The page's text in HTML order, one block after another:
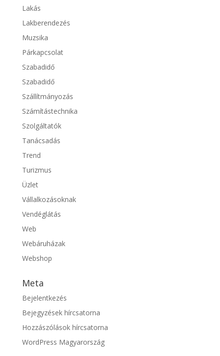
Lakás
Lakberendezés
Muzsika
Párkapcsolat
Szabadidő
Szabadidő
Szállítmányozás
Számítástechnika
Szolgáltatók
Tanácsadás
Trend
Turizmus
Üzlet
Vállalkozásoknak
Vendéglátás
Web
Webáruházak
Webshop
Meta
Bejelentkezés
Bejegyzések hírcsatorna
Hozzászólások hírcsatorna
WordPress Magyarország